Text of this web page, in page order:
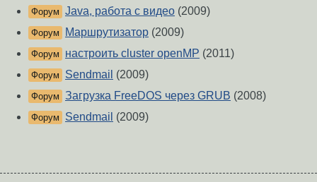
Форум Java, работа с видео (2009)
Форум Маршрутизатор (2009)
Форум настроить cluster openMP (2011)
Форум Sendmail (2009)
Форум Загрузка FreeDOS через GRUB (2008)
Форум Sendmail (2009)